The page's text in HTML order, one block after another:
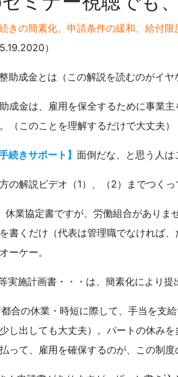
きの簡素化、申請条件の緩和、給付限
5.19.2020）
助成金とは （この解説を読むのがイ
成金は、雇用を保全するために事業
（このことを理解するだけで大丈夫）
続きサポート】 面倒だな、と思う人は
の解説ビデオ （1）、 （2） までつく
業協定書ですが、労働組合がありま
書くだけ（代表は管理職でなければ
ーケー。
施計画書・・・は、簡素化により
合の休業・時短に際して、手当を支
し出しても大丈夫）。パートの休み
って、雇用を確保するのが、この制度